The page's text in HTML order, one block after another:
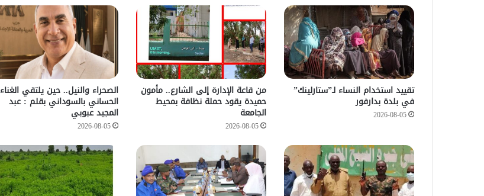
تقييد استخدام النساء لـ”ستارلينك”
في بلدة بدارفور
2026-08-05
من قاعة الإدارة إلى الشارع.. مأمون
حميدة يقود حملة نظافة بمحيط
الجامعة
2026-08-05
الصحراء والنيل.. حين يلتقي الغناء
الحساني بالسوداني بقلم : عبد
المجيد عبوبي
2026-08-05